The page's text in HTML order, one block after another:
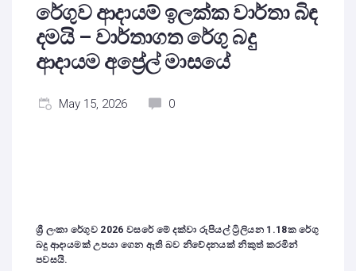
රේගුව ආදායම් ඉලක්ක වාර්තා බිඳ
දමයි – වාර්තාගත රේගු බදු
ආදායම අප්‍රේල් මාසයේ
May 15, 2026 0
ශ්‍රී ලංකා රේගුව 2026වසරේ මේ දක්වා රුපියල් ට්‍රිලියන 1.1 8ක රේගු
බදු ආදායමක් උපයා ගෙන ඇති බව නිවේදනයක් නිකුත් කරමින්
පවසයි.